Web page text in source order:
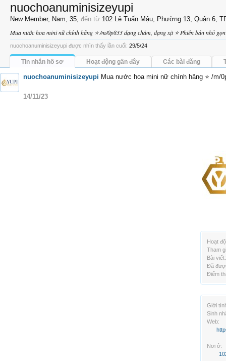
Hoạt
Tham
Bài viết:
Đã
Điểm
Giới
Sinh
Web:
Nơi ở:
nuochoanuminisizeyupi
New Member, Nam, 35, đến từ 102 Lê Tuấn Mậu, Phường 13, Quận 6,
Mua nước hoa mini nữ chính hãng ⭐ /m/0p833 dạng chấm, dạng xịt ⭐ Phiên bản nhỏ
nuochoanuminisizeyupi được nhìn thấy lần cuối: 29/5/24
Tin nhắn hồ sơ Hoạt động gần đây Các bài đăng
nuochoanuminisizeyupi Mua nước hoa mini nữ chính hãng ⭐ /m/
14/11/23